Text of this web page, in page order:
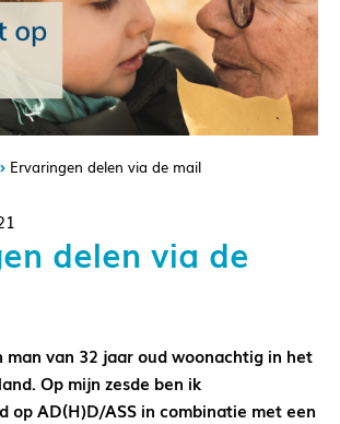
Ervaringen delen via de mail
delen via de
man van 32 jaar oud woonachtig in het
Op mijn zesde ben ik
op AD(H)D/ASS in combinatie met een